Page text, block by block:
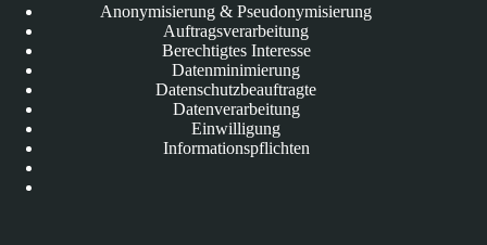
Anonymisierung & Pseudonymisierung
Auftragsverarbeitung
Berechtigtes Interesse
Datenminimierung
Datenschutzbeauftragte
Datenverarbeitung
Einwilligung
Informationspflichten